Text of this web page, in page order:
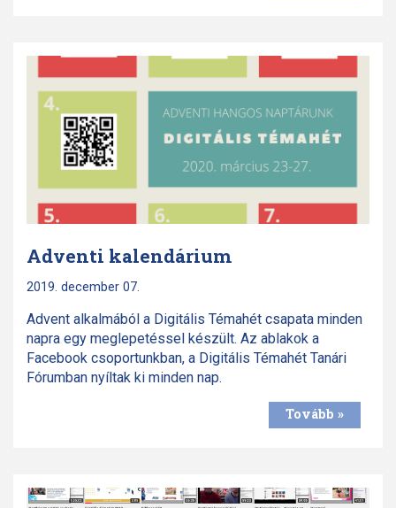
Adventi kalendárium
2019. december 07.
Advent alkalmából a Digitális Témahét csapata minden
napra egy meglepetéssel készült. Az ablakok a
Facebook csoportunkban, a Digitális Témahét Tanári
Fórumban nyíltak ki minden nap.
Tovább »